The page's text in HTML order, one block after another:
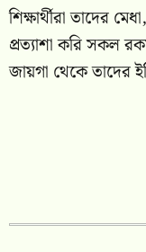
শিক্ষার্থীরা তাদের
প্রত্যাশা করি সকল
জায়গা থেকে তাদের